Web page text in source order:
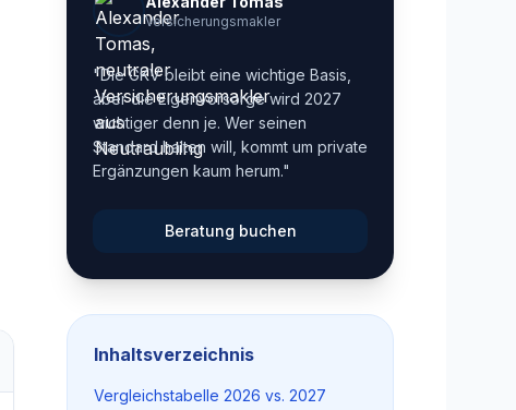
Versicherungsmakler
"Die GKV bleibt eine wichtige Basis,
aber die Eigenvorsorge wird 2027
wichtiger denn je. Wer seinen
Standard halten will, kommt um private
Ergänzungen kaum herum."
Beratung buchen
Inhaltsverzeichnis
Vergleichstabelle 2026 vs. 2027